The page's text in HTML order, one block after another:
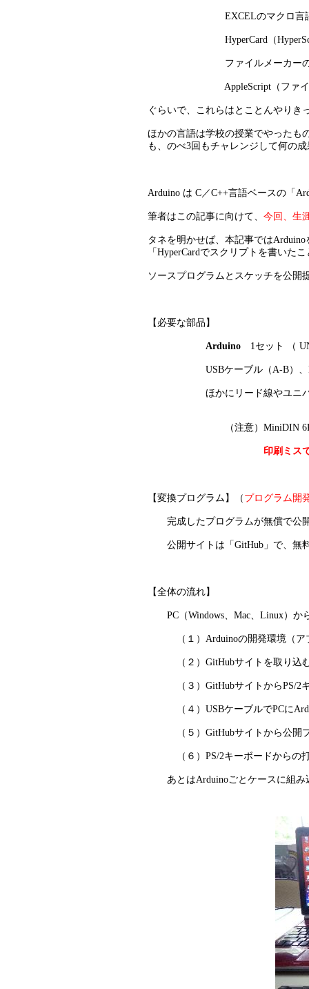
EXCELのマクロ言語（
HyperCard（
ファイルメーカーのス
AppleScript（ファイルメー
ぐらいで、これらはとことんやりき
ほかの言語は学校の授業でやったも
も、のべ3回もチャレンジして何の
Arduino は C／C++言語ベースの「
筆者はこの記事に向けて、 今回、生
タネを明かせば、本記事では
「HyperCardでスクリプトを書いた
ソースプログラムとスケッチを公開
【必要な部品】
Arduino 1セット （
USBケーブル（A-B）、
ほかにリード線やユニバーサ
（注意）MiniDIN 6Pソケット
印刷ミスで実物
【変換プログラム】（ プログラム開
完成したプログラムが無償で公開
公開サイトは「GitHub」で、無
【全体の流れ】
PC（Windows、Mac、Linux）か
（１）Arduinoの開発環境（アプ
（２）GitHubサイトを取り込む
（３）GitHubサイトからPS/2キ
（４）USBケーブルでPCに
（５）GitHubサイトから公開プ
（６）PS/2キーボードからの打
あとはArduinoごとケースに組み